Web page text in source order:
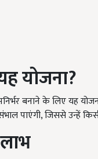
योजना?
बनाने के लिए यह
पाएंगी, जिससे उन्हें किसी